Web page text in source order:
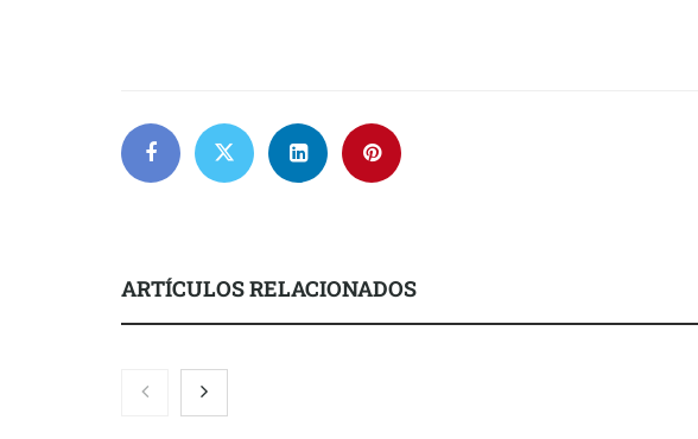
ARTÍCULOS RELACIONADOS
Gestoría Online reduce a unas
horas el alta de autónomo